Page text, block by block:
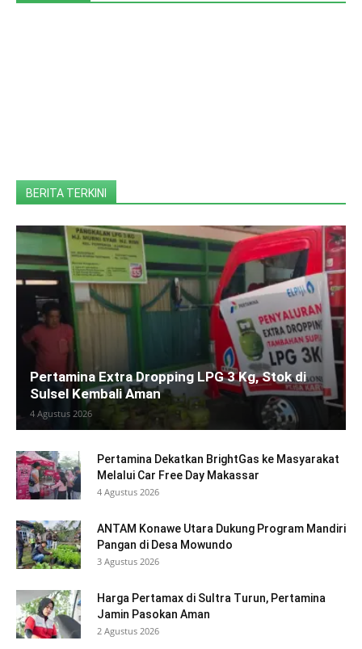
BERITA TERKINI
Pertamina Extra Dropping LPG 3 Kg, Stok di
Sulsel Kembali Aman
4 Agustus 2026
Pertamina Dekatkan BrightGas ke Masyarakat
Melalui Car Free Day Makassar
4 Agustus 2026
ANTAM Konawe Utara Dukung Program Mandiri
Pangan di Desa Mowundo
3 Agustus 2026
Harga Pertamax di Sultra Turun, Pertamina
Jamin Pasokan Aman
2 Agustus 2026